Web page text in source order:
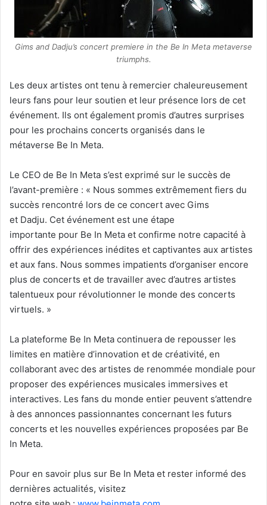
Gims and Dadju’s concert premiere in the Be In Meta metaverse
triumphs.
Les deux artistes ont tenu à remercier chaleureusement
leurs fans pour leur soutien et leur présence lors de cet
événement. Ils ont également promis d’autres surprises
pour les prochains concerts organisés dans le
métaverse Be In Meta.
Le CEO de Be In Meta s’est exprimé sur le succès de
l’avant-première : « Nous sommes extrêmement fiers du
succès rencontré lors de ce concert avec Gims
et Dadju. Cet événement est une étape
importante pour Be In Meta et confirme notre capacité à
offrir des expériences inédites et captivantes aux artistes
et aux fans. Nous sommes impatients d’organiser encore
plus de concerts et de travailler avec d’autres artistes
talentueux pour révolutionner le monde des concerts
virtuels. »
La plateforme Be In Meta continuera de repousser les
limites en matière d’innovation et de créativité, en
collaborant avec des artistes de renommée mondiale pour
proposer des expériences musicales immersives et
interactives. Les fans du monde entier peuvent s’attendre
à des annonces passionnantes concernant les futurs
concerts et les nouvelles expériences proposées par Be
In Meta.
Pour en savoir plus sur Be In Meta et rester informé des
dernières actualités, visitez